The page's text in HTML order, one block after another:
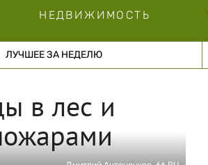
НЕДВИЖИМОСТЬ
ЛУЧШЕЕ ЗА НЕДЕЛЮ
в лес и